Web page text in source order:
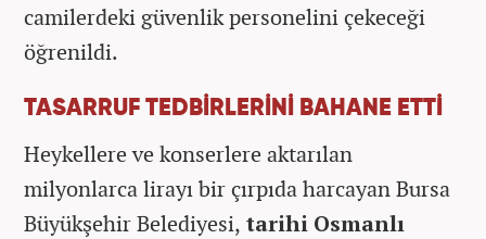
camilerdeki güvenlik personelini çekeceği
öğrenildi.
TASARRUF TEDBİRLERİNİ BAHANE ETTİ
Heykellere ve konserlere aktarılan
milyonlarca lirayı bir çırpıda harcayan Bursa
Büyükşehir Belediyesi, tarihi Osmanlı